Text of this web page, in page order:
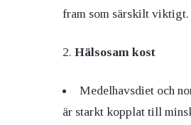
fram som särskilt viktigt.
Hälsosam kost
Medelhavsdiet och
är starkt kopplat till